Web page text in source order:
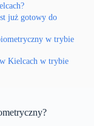
już gotowy do
w trybie
Kielcach w trybie